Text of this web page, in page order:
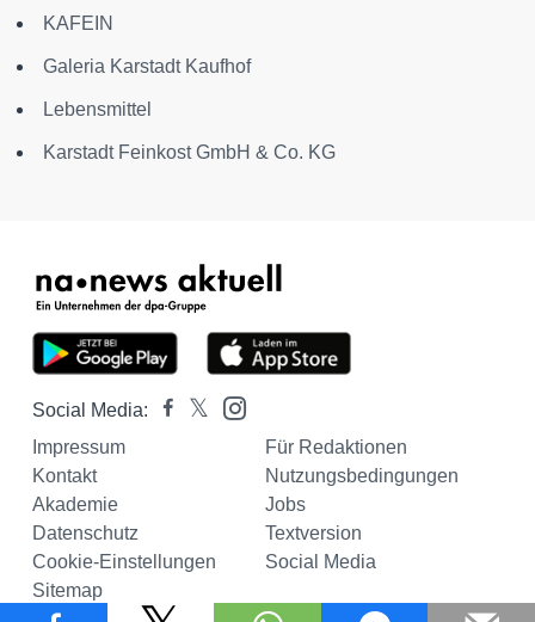
KAFEIN
Galeria Karstadt Kaufhof
Lebensmittel
Karstadt Feinkost GmbH & Co. KG
Social Media:
Impressum
Für Redaktionen
Kontakt
Nutzungsbedingungen
Akademie
Jobs
Datenschutz
Textversion
Cookie-Einstellungen
Social Media
Sitemap